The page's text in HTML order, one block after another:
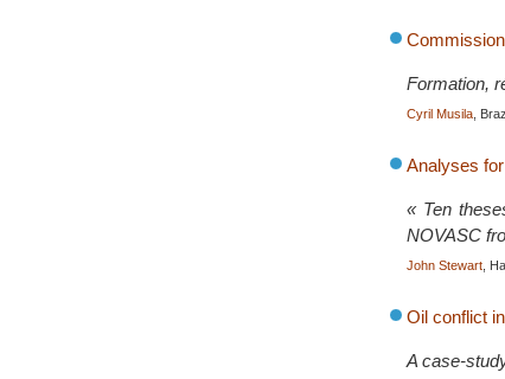
Formation,
Cyril Musila ,
Analyses
« Ten
NOVASC
John Stewart ,
Oil conflict
A case-